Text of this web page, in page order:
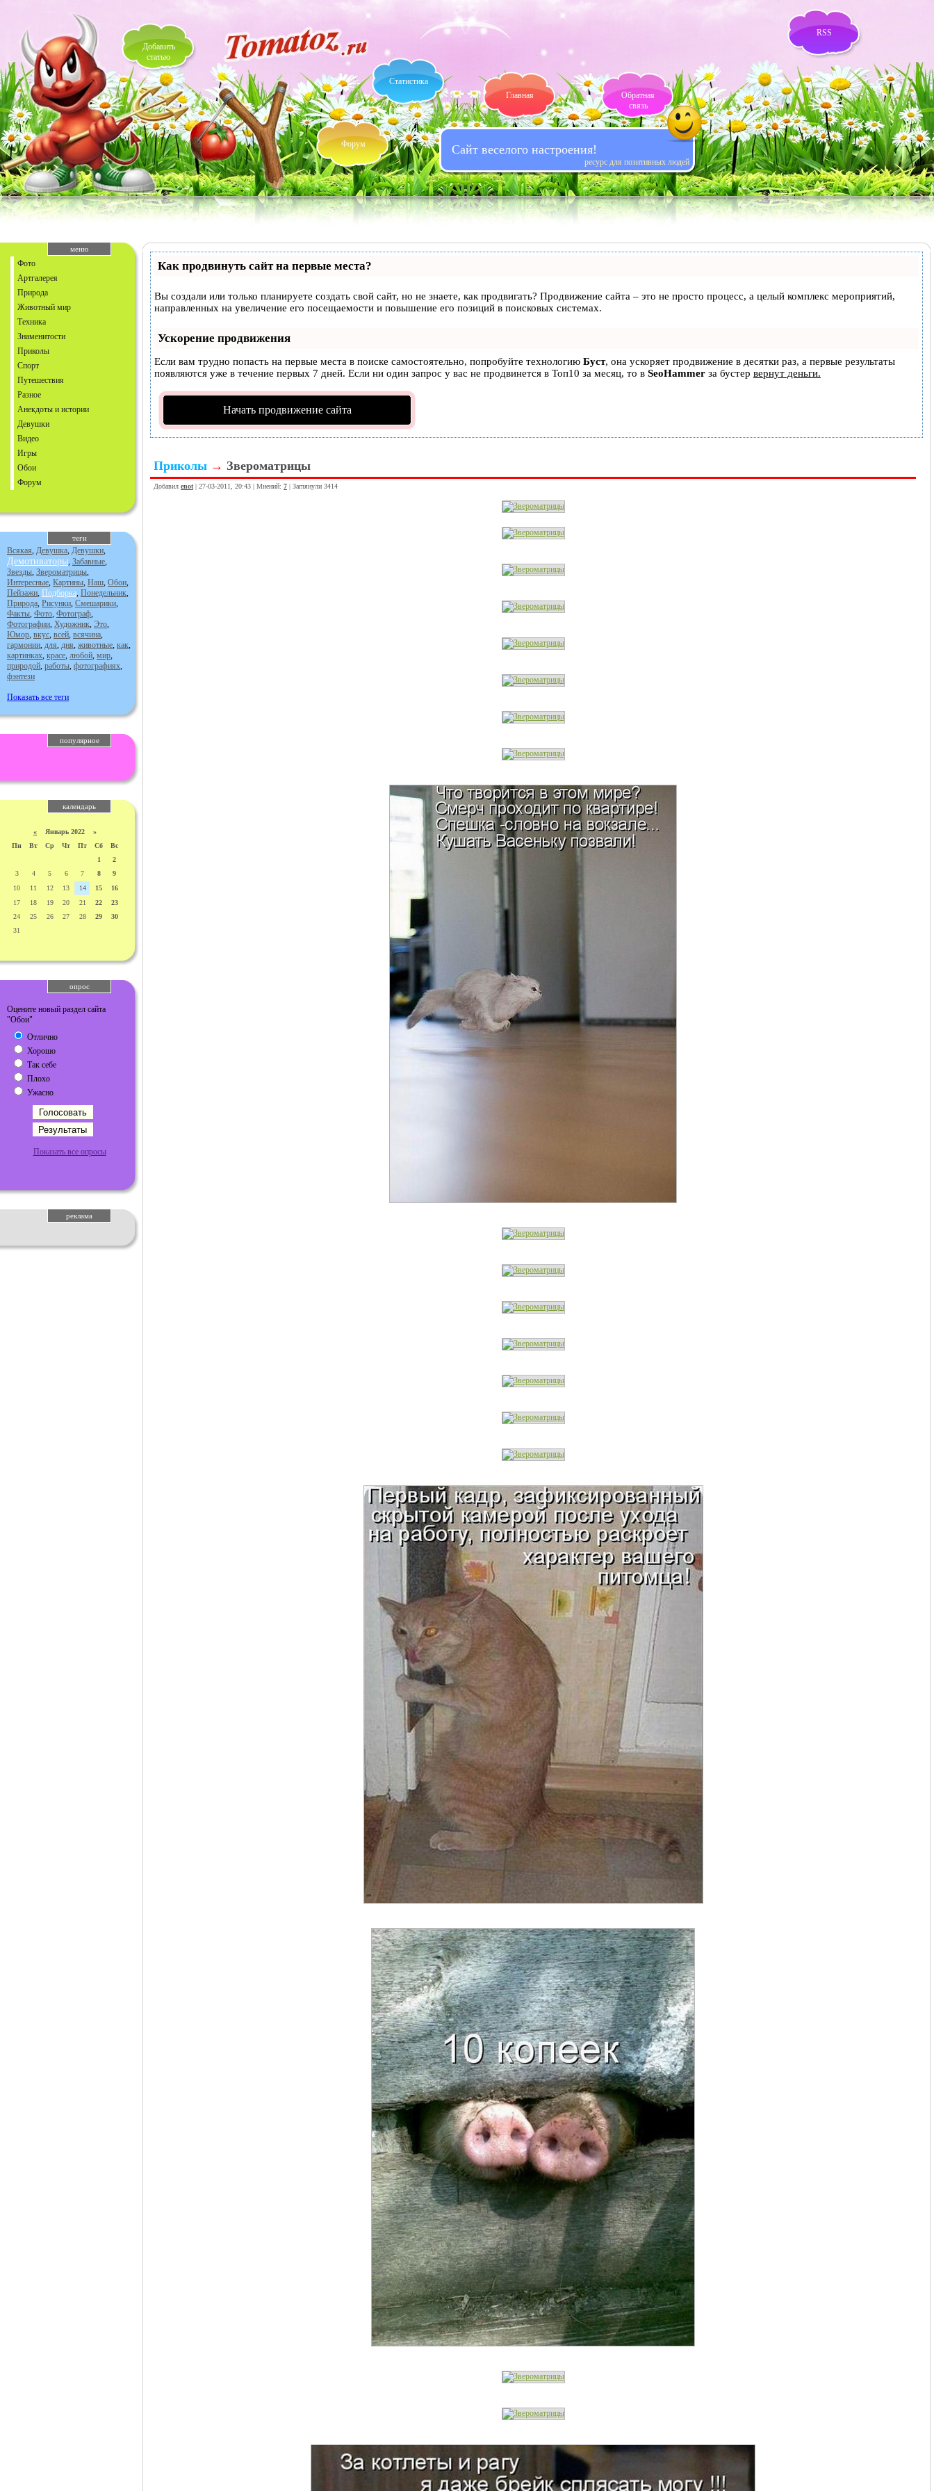
Сайт веселого настроения!
ресурс для позитивных людей
Добавить
статью
Главная
Форум
Статистика
RSS
Обратная
связь
меню
Фото
Артгалерея
Природа
Животный мир
Техника
Знаменитости
Приколы
Спорт
Путешествия
Разное
Анекдоты и истории
Девушки
Видео
Игры
Обои
Форум
теги
Всякая, Девушка, Девушки,
Демотиваторы, Забавные,
Звезды, Звероматрицы,
Интересные, Картины, Наш, Обои,
Пейзажи, Подборка, Понедельник,
Природа, Рисунки, Смешарики,
Факты, Фото, Фотограф,
Фотографии, Художник, Это,
Юмор, вкус, всей, всячина,
гармонии, для, дня, животные, как,
картинках, красе, любой, мир,
природой, работы, фотографиях,
фэнтези
Показать все теги
популярное
календарь
« Январь 2022 »
Пн
Вт Ср Чт Пт Сб
Вс
1
2
3
4 5 6 7 8
9
10
11 12 13 14 15
16
17
18 19 20 21 22
23
24
25 26 27 28 29
30
31
опрос
Оцените новый раздел сайта
"Обои"
Отлично
Хорошо
Так себе
Плохо
Ужасно
Показать все опросы
реклама
Как продвинуть сайт на первые места?
Вы создали или только планируете создать свой сайт, но не знаете, как продвигать? Продвижение сайта – это не просто процесс, а целый комплекс мероприятий,
направленных на увеличение его посещаемости и повышение его позиций в поисковых системах.
Ускорение продвижения
Если вам трудно попасть на первые места в поиске самостоятельно, попробуйте технологию Буст, она ускоряет продвижение в десятки раз, а первые результаты
появляются уже в течение первых 7 дней. Если ни один запрос у вас не продвинется в Топ10 за месяц, то в SeoHammer за бустер вернут деньги.
Начать продвижение сайта
Приколы → Звероматрицы
Добавил enot | 27-03-2011, 20:43 | Мнений: 7 | Заглянули 3414